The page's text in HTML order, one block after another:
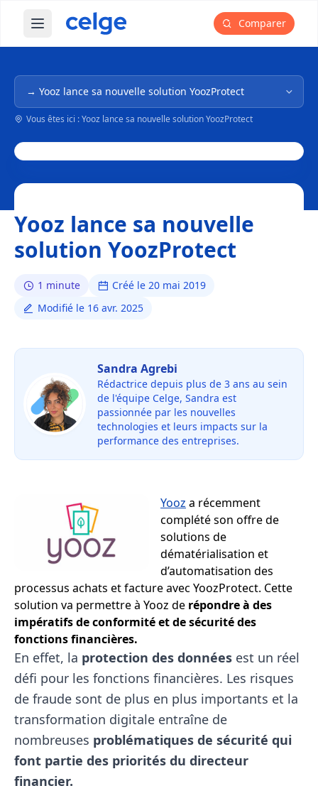
Ouvrir le menu principal Comparer
Navigation dans l'arborescence
Vous êtes ici : Yooz lance sa nouvelle solution YoozProtect
Yooz lance sa nouvelle
solution YoozProtect
1 minute
Créé le 20 mai 2019
Modifié le 16 avr. 2025
Sandra Agrebi
Rédactrice depuis plus de 3 ans au sein
de l'équipe Celge, Sandra est
passionnée par les nouvelles
technologies et leurs impacts sur la
performance des entreprises.
Yooz a récemment
complété son offre de
solutions de
dématérialisation et
d’automatisation des
processus achats et facture avec YoozProtect. Cette
solution va permettre à Yooz de répondre à des
impératifs de conformité et de sécurité des
fonctions financières.
En effet, la protection des données est un réel
défi pour les fonctions financières. Les risques
de fraude sont de plus en plus importants et la
transformation digitale entraîne de
nombreuses problématiques de sécurité qui
font partie des priorités du directeur
financier.